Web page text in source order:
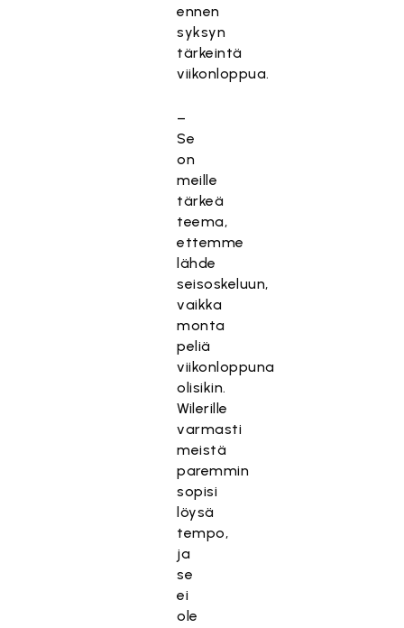
ennen
syksyn
tärkeintä
viikonloppua.
–
Se
on
meille
tärkeä
teema,
ettemme
lähde
seisoskeluun,
vaikka
monta
peliä
viikonloppuna
olisikin.
Wilerille
varmasti
meistä
paremmin
sopisi
löysä
tempo,
ja
se
ei
ole